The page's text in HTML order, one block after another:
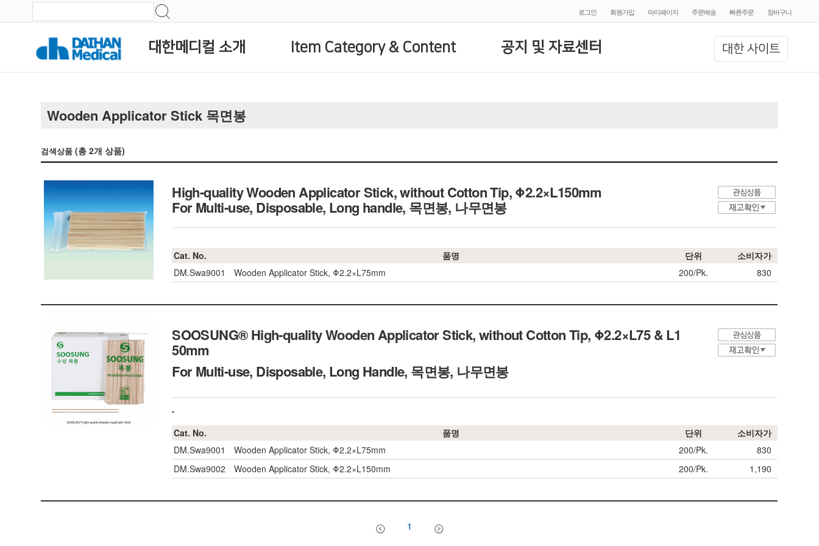
로그인 회원가입 마이페이지 주문배송 빠른주문 장바구니
대한 사이트
대한메디컬 소개 Item Category & Content 공지 및 자료센터
Wooden Applicator Stick 목면봉
검색상품 (총2개 상품)
High-quality Wooden Applicator Stick, without Cotton Tip, Φ2.2×L150mm
For Multi-use, Disposable, Long handle, 목면봉, 나무면봉
Cat. No. 품명 단위
소비자가
DM.Swa9001
Wooden Applicator Stick, Φ2.2×L75mm 200/Pk. 830
SOOSUNG® High-quality Wooden Applicator Stick, without Cotton Tip, Φ2.2×L75 & L1
50mm
For Multi-use, Disposable, Long Handle, 목면봉, 나무면봉
-
Cat. No. 품명 단위
소비자가
DM.Swa9001
Wooden Applicator Stick, Φ2.2×L75mm 200/Pk.
830
DM.Swa9002
Wooden Applicator Stick, Φ2.2×L150mm 200/Pk. 1,190
1